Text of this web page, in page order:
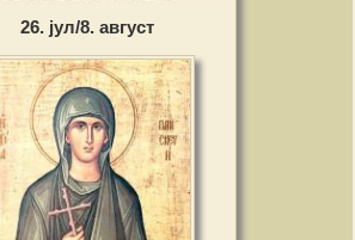
26. јул/8. август